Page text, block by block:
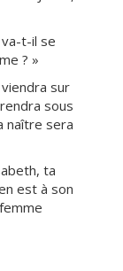
va-t-il se
? »
viendra sur
sous
naître sera
ta
est à son